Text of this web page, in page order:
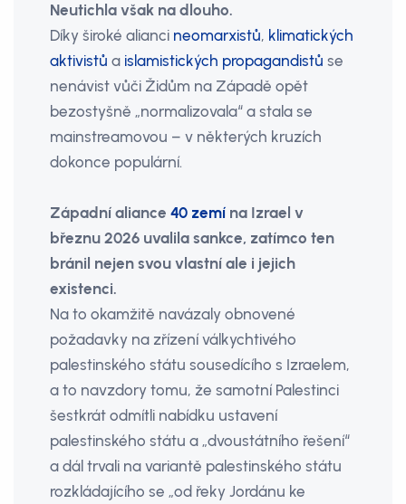
Neutichla však na dlouho.
Díky široké alianci neomarxistů, klimatických
aktivistů a islamistických propagandistů se
nenávist vůči Židům na Západě opět
bezostyšně „normalizovala“ a stala se
mainstreamovou – v některých kruzích
dokonce populární.
Západní aliance 40 zemí na Izrael v
březnu 2026 uvalila sankce, zatímco ten
bránil nejen svou vlastní ale i jejich
existenci.
Na to okamžitě navázaly obnovené
požadavky na zřízení válkychtivého
palestinského státu sousedícího s Izraelem,
a to navzdory tomu, že samotní Palestinci
šestkrát odmítli nabídku ustavení
palestinského státu a „dvoustátního řešení“
a dál trvali na variantě palestinského státu
rozkládajícího se „od řeky Jordánu ke